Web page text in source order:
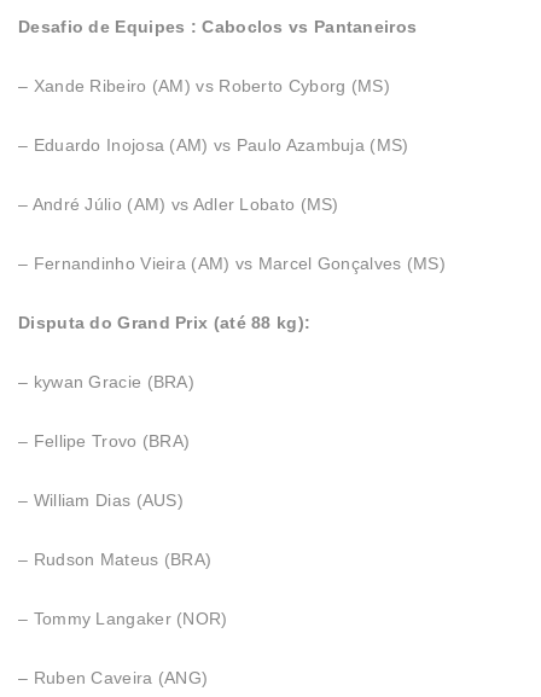
Desafio de Equipes : Caboclos vs Pantaneiros
– Xande Ribeiro (AM) vs Roberto Cyborg (MS)
– Eduardo Inojosa (AM) vs Paulo Azambuja (MS)
– André Júlio (AM) vs Adler Lobato (MS)
– Fernandinho Vieira (AM) vs Marcel Gonçalves (MS)
Disputa do Grand Prix (até 88 kg):
– kywan Gracie (BRA)
– Fellipe Trovo (BRA)
– William Dias (AUS)
– Rudson Mateus (BRA)
– Tommy Langaker (NOR)
– Ruben Caveira (ANG)